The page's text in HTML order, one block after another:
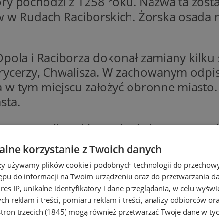
Rudach Raciborskich. Żorska osada
i Raciborza dokonał zamiany
Chwalisza. W zachowanym
w tym miejscu założyć obronne
raciborskim stały się lennem
Wacławowi. W roku 1327 kolejny
umocnił związek lenny tego
sukcesywnie budowane przez
król Polski Kazimierz Wielki
polskie, które wkroczyły na teren
korzystanie z Twoich danych
używamy plików cookie i podobnych technologii do
do informacji na Twoim urządzeniu oraz do przetwarzania
IP, unikalne identyfikatory i dane przeglądania, w celu
reklam i treści, pomiaru reklam i treści, analizy odbiorców
trzecich (1845) mogą również przetwarzać Twoje dane w